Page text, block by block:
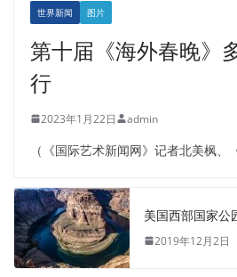
世界新闻 图片
第十届《海外春晚》
行
2023年1月22日 admin
（《国际艺术新闻网》记者北美枫、
美国西部国家公
2019年12月2日